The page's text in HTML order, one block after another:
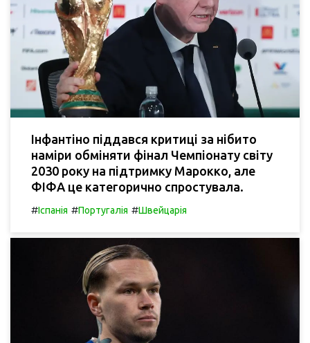
Інфантіно піддався критиці за нібито
наміри обміняти фінал Чемпіонату світу
2030 року на підтримку Марокко, але
ФІФА це категорично спростувала.
#Іспанія #Португалія #Швейцарія